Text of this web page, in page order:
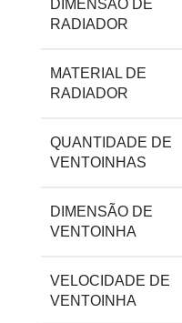
DIMENSÃO DE
RADIADOR
MATERIAL DE
RADIADOR
QUANTIDADE DE
VENTOINHAS
DIMENSÃO DE
VENTOINHA
VELOCIDADE DE
VENTOINHA